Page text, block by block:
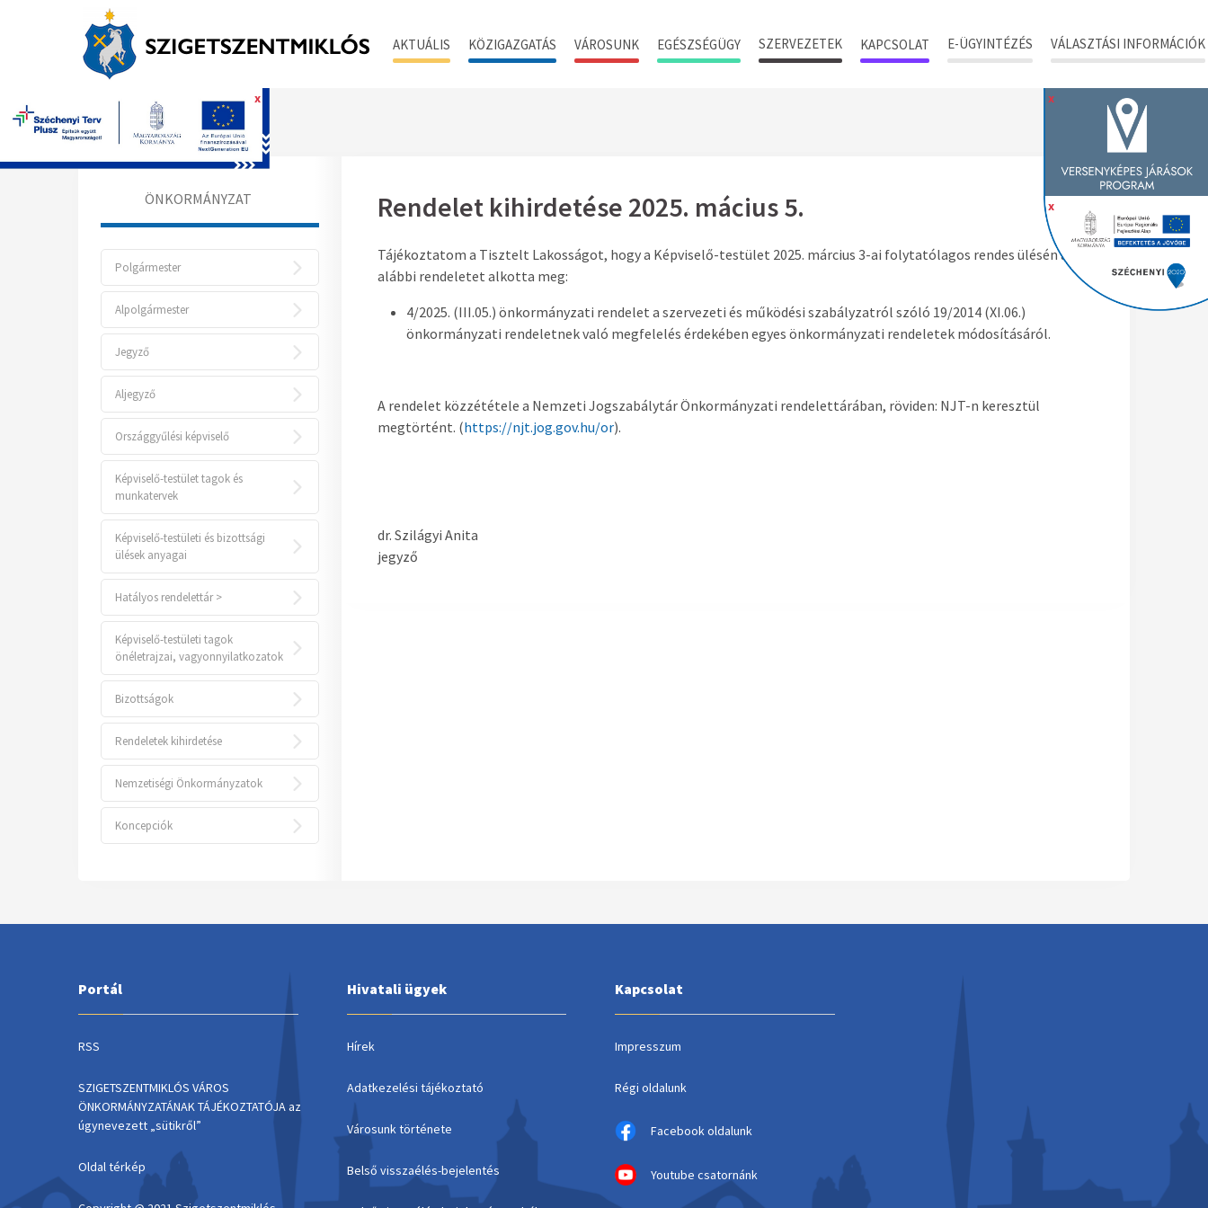
AKTUÁLIS KÖZIGAZGATÁS VÁROSUNK EGÉSZSÉGÜGY SZERVEZETEK KAPCSOLAT E-ÜGYINTÉZÉS VÁLASZTÁSI INFORMÁCIÓK
x
x
x
Főoldal
ÖNKORMÁNYZAT
Polgármester
Alpolgármester
Jegyző
Aljegyző
Országgyűlési képviselő
Képviselő-testület tagok és
munkatervek
Képviselő-testületi és bizottsági
ülések anyagai
Hatályos rendelettár >
Képviselő-testületi tagok
önéletrajzai, vagyonnyilatkozatok
Bizottságok
Rendeletek kihirdetése
Nemzetiségi Önkormányzatok
Koncepciók
Rendelet kihirdetése 2025. mácius 5.
Tájékoztatom a Tisztelt Lakosságot, hogy a Képviselő-testület 2025. március 3-ai folytatólagos rendes ülésén az
alábbi rendeletet alkotta meg:
4/2025. (III.05.) önkormányzati rendelet a szervezeti és működési szabályzatról szóló 19/2014 (XI.06.)
önkormányzati rendeletnek való megfelelés érdekében egyes önkormányzati rendeletek módosításáról.
A rendelet közzététele a Nemzeti Jogszabálytár Önkormányzati rendelettárában, röviden: NJT-n keresztül
megtörtént. (https://njt.jog.gov.hu/or).
dr. Szilágyi Anita
jegyző
Portál
RSS
SZIGETSZENTMIKLÓS VÁROS
ÖNKORMÁNYZATÁNAK TÁJÉKOZTATÓJA az
úgynevezett „sütikről”
Oldal térkép
Hivatali ügyek
Hírek
Adatkezelési tájékoztató
Városunk története
Belső visszaélés-bejelentés
Kapcsolat
Impresszum
Régi oldalunk
Facebook oldalunk
Youtube csatornánk